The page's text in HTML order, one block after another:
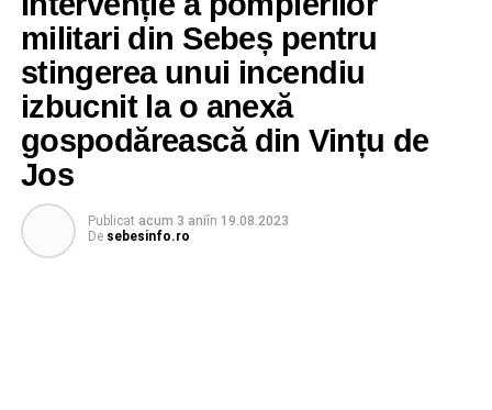
militari din Sebeș pentru
stingerea unui incendiu
izbucnit la o anexă
gospodărească din Vințu de
Jos
Publicat acum 3 aniîn 19.08.2023
De sebesinfo.ro